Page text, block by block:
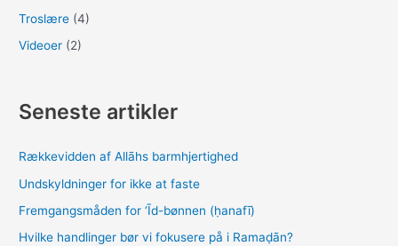
Troslære (4)
Videoer (2)
Seneste artikler
Rækkevidden af Allāhs barmhjertighed
Undskyldninger for ikke at faste
Fremgangsmåden for ‘Īd-bønnen (ḥanafī)
Hvilke handlinger bør vi fokusere på i Ramaḍān?